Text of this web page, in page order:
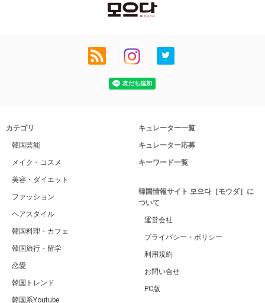
カテゴリ
韓国芸能
メイク・コスメ
美容・ダイエット
ファッション
ヘアスタイル
韓国料理・カフェ
韓国旅行・留学
恋愛
韓国トレンド
韓国系Youtube
キュレーター一覧
キュレーター応募
キーワード一覧
韓国情報サイト 모으다［モウダ］に
ついて
運営会社
プライバシー・ポリシー
利用規約
お問い合せ
PC版